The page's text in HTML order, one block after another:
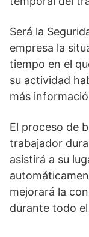
Será la
empresa la
tiempo en el
su actividad
más
El proceso de
trabajador
asistirá a su
mejorará la
durante todo